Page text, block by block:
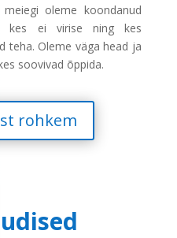
oleme koondanud
kes ei virise ning kes
teha. Oleme väga head ja
soovivad õppida.
rohkem